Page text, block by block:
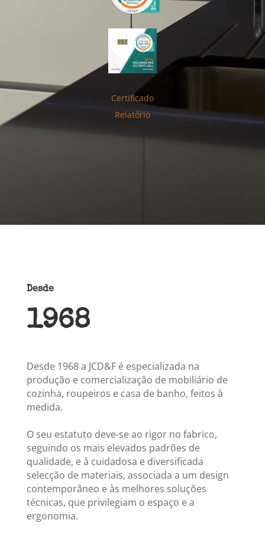
Certificado
Relatório
Desde
1968
Desde 1968 a JCD&F é especializada na
produção e comercialização de mobiliário de
cozinha, roupeiros e casa de banho, feitos à
medida.
O seu estatuto deve-se ao rigor no fabrico,
seguindo os mais elevados padrões de
qualidade, e à cuidadosa e diversificada
selecção de materiais, associada a um design
contemporâneo e às melhores soluções
técnicas, que privilegiam o espaço e a
ergonomia.